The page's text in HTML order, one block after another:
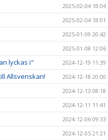
2025-02-04 18:04
2025-02-04 18:01
2025-01-09 20:42
2025-01-08 12:06
lyckas i" 2024-12-19 11:39
Allsvenskan! 2024-12-18 20:00
2024-12-13 08:18
2024-12-11 11:41
2024-12-06 09:33
2024-12-05 21:21